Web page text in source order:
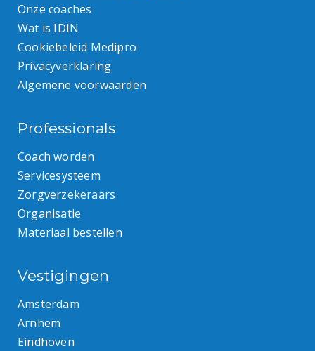
Onze coaches
Wat is IDIN
Cookiebeleid Medipro
Privacyverklaring
Algemene voorwaarden
Professionals
Coach worden
Servicesysteem
Zorgverzekeraars
Organisatie
Materiaal bestellen
Vestigingen
Amsterdam
Arnhem
Eindhoven